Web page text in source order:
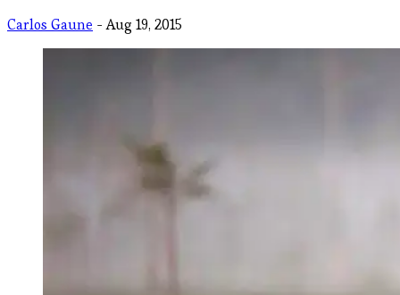
Carlos Gaune - Aug 19, 2015